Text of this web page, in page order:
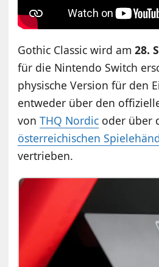
Gothic Classic wird am28.
für die Nintendo Switch
physische Version für den
entweder über den
vonTHQ Nordic oder über
österreichischen
vertrieben.